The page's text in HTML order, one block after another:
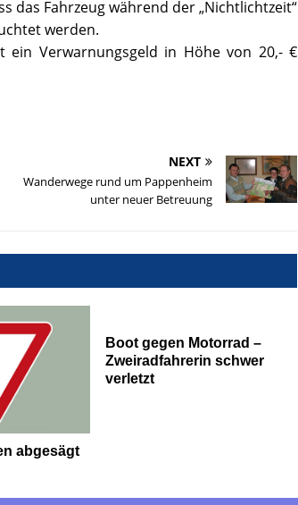
das Fahrzeug während der „Nichtlichtzeit“
werden.
ein Verwarnungsgeld in Höhe von 20,- €
NEXT
Wanderwege rund um Pappenheim
unter neuer Betreuung
abgesägt
Boot gegen Motorrad –
Zweiradfahrerin schwer
verletzt